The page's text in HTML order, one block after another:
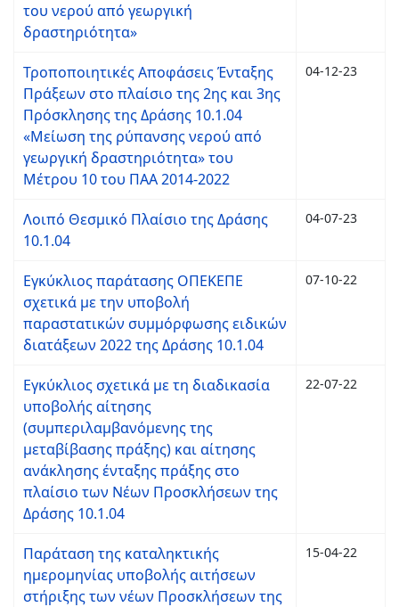
του νερού από γεωργική
δραστηριότητα»
Τροποποιητικές Αποφάσεις Ένταξης
Πράξεων στο πλαίσιο της 2ης και 3ης
Πρόσκλησης της Δράσης 10.1.04
«Μείωση της ρύπανσης νερού από
γεωργική δραστηριότητα» του
Μέτρου 10 του ΠΑΑ 2014-2022
04-12-23
Λοιπό Θεσμικό Πλαίσιο της Δράσης
10.1.04
04-07-23
Εγκύκλιος παράτασης ΟΠΕΚΕΠΕ
σχετικά με την υποβολή
παραστατικών συμμόρφωσης ειδικών
διατάξεων 2022 της Δράσης 10.1.04
07-10-22
Εγκύκλιος σχετικά με τη διαδικασία
υποβολής αίτησης
(συμπεριλαμβανόμενης της
μεταβίβασης πράξης) και αίτησης
ανάκλησης ένταξης πράξης στο
πλαίσιο των Νέων Προσκλήσεων της
Δράσης 10.1.04
22-07-22
Παράταση της καταληκτικής
ημερομηνίας υποβολής αιτήσεων
στήριξης των νέων Προσκλήσεων της
15-04-22